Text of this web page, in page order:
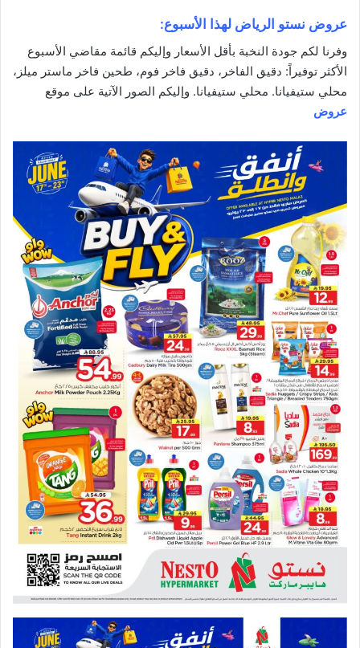
عروض نستو الرياض لهذا الأسبوع:
وفرنا لكم جودة النخبة بأقل الأسعار وإليكم قائمة مقاضي الأسبوع
الأكثر توفيراً: دقيق الفاخر، دقيق فاخر فوم، طحين فاخر ماستر ميلز،
محلي ستيفيانا. محلي ستيفيانا. وإليكم الصور الآتية على موقع
عروض